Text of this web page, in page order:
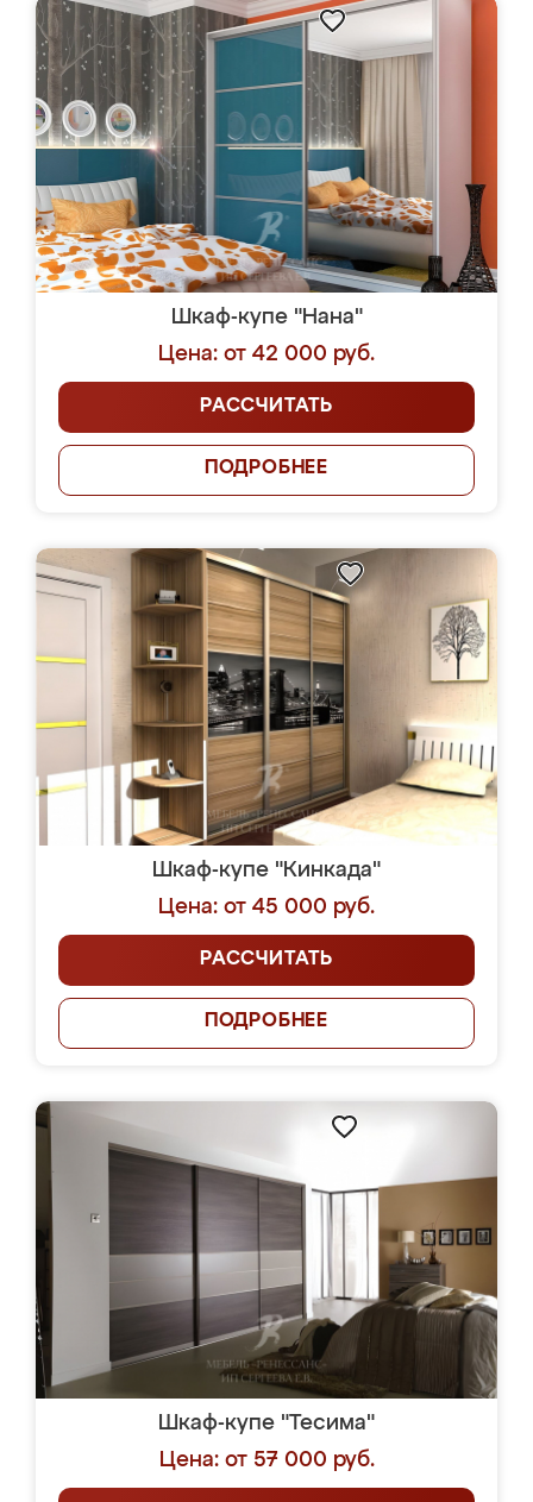
Шкаф-купе "Нана"
Цена: от 42 000 руб.
РАССЧИТАТЬ
ПОДРОБНЕЕ
Шкаф-купе "Кинкада"
Цена: от 45 000 руб.
РАССЧИТАТЬ
ПОДРОБНЕЕ
Шкаф-купе "Тесима"
Цена: от 57 000 руб.